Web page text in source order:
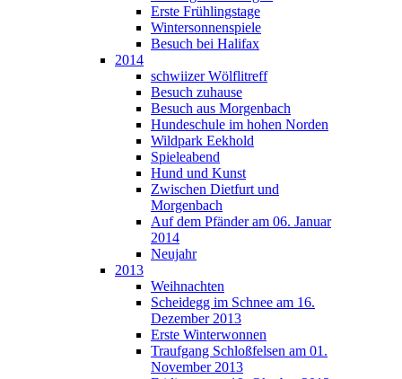
Erste Frühlingstage
Wintersonnenspiele
Besuch bei Halifax
2014
schwiizer Wölflitreff
Besuch zuhause
Besuch aus Morgenbach
Hundeschule im hohen Norden
Wildpark Eekhold
Spieleabend
Hund und Kunst
Zwischen Dietfurt und
Morgenbach
Auf dem Pfänder am 06. Januar
2014
Neujahr
2013
Weihnachten
Scheidegg im Schnee am 16.
Dezember 2013
Erste Winterwonnen
Traufgang Schloßfelsen am 01.
November 2013